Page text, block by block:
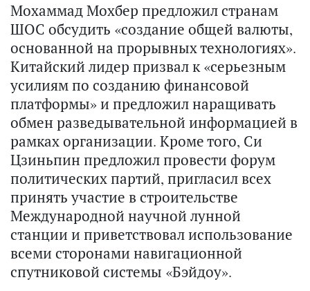
Мохаммад Мохбер предложил странам
ШОС обсудить «создание общей валюты,
основанной на прорывных технологиях».
Китайский лидер призвал к «серьезным
усилиям по созданию финансовой
платформы» и предложил наращивать
обмен разведывательной информацией в
рамках организации. Кроме того, Си
Цзиньпин предложил провести форум
политических партий, пригласил всех
принять участие в строительстве
Международной научной лунной
станции и приветствовал использование
всеми сторонами навигационной
спутниковой системы «Бэйдоу».